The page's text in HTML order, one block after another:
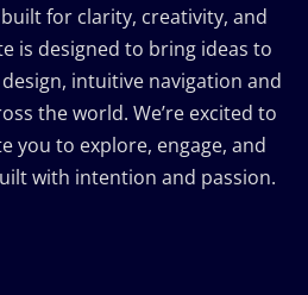
for clarity, creativity, and
is designed to bring ideas to
intuitive navigation and
the world. We’re excited to
you to explore, engage, and
with intention and passion.